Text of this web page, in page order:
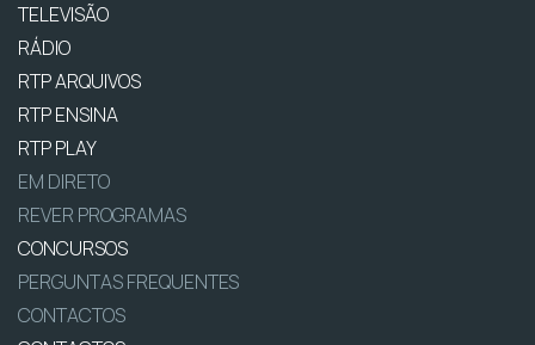
TELEVISÃO
RÁDIO
RTP ARQUIVOS
RTP ENSINA
RTP PLAY
EM DIRETO
REVER PROGRAMAS
CONCURSOS
PERGUNTAS FREQUENTES
CONTACTOS